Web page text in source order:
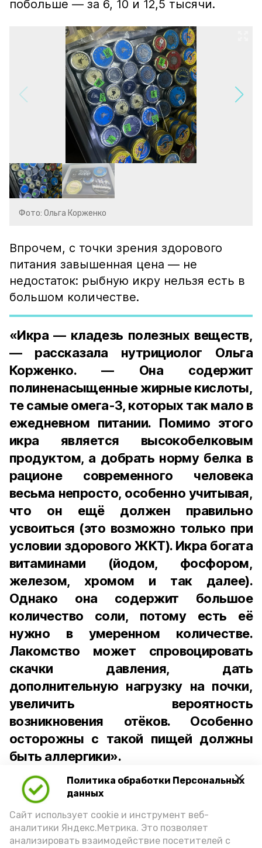
Политика обработки Персональных
данных
Сайт использует cookie и инструмент веб-
аналитики Яндекс.Метрика. Это позволяет
анализировать взаимодействие посетителей с
побольше — за 6, 10 и 12,5 тысячи.
Фото: Ольга Корженко
Впрочем, с точки зрения здорового
питания завышенная цена — не
недостаток: рыбную икру нельзя есть в
большом количестве.
«Икра — кладезь полезных веществ,
— рассказала нутрициолог Ольга
Корженко. — Она содержит
полиненасыщенные жирные кислоты,
те самые омега-3, которых так мало в
ежедневном питании. Помимо этого
икра является высокобелковым
продуктом, а добрать норму белка в
рационе современного человека
весьма непросто, особенно учитывая,
что он ещё должен правильно
усвоиться (это возможно только при
условии здорового ЖКТ). Икра богата
витаминами (йодом, фосфором,
железом, хромом и так далее).
Однако она содержит большое
количество соли, потому есть её
нужно в умеренном количестве.
Лакомство может спровоцировать
скачки давления, дать
дополнительную нагрузку на почки,
увеличить вероятность
возникновения отёков. Особенно
осторожны с такой пищей должны
быть аллергики».
Для взрослого человека безопасной
порцией икры считается 30-50 граммов
(2-3 ложки). При этом следует обратить
внимание на хлеб, с которым она